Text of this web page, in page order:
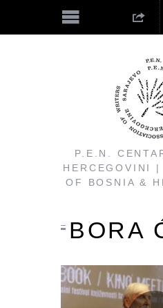
P.E.N.
HERCEGOVINI |
OF BOSNIA &
BORA